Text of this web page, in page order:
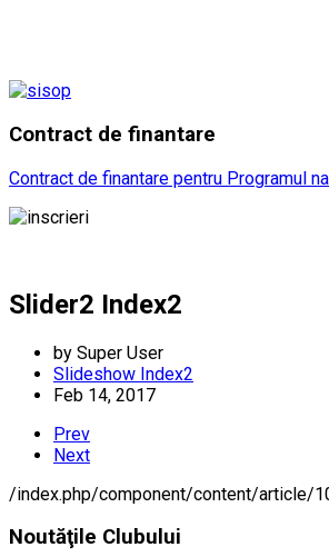
Contract de finantare
Contract de finantare pentru Programul
Slider2 Index2
by Super User
Slideshow Index2
Feb 14, 2017
Prev
Next
/index.php/component/content/article/
Noutăţile Clubului